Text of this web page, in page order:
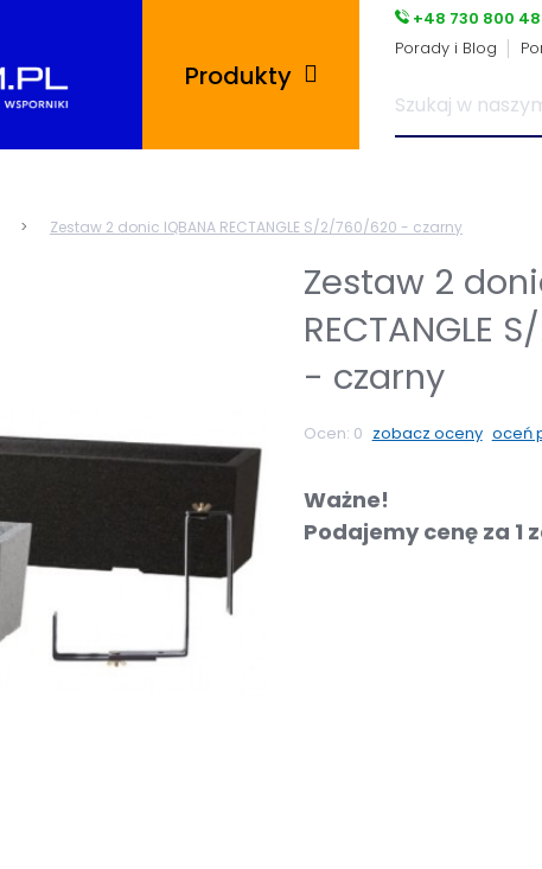
Produkty
Posadzki przemysłowe
Płyty tarasowe
Płytki podłogowe
Wsporniki tarasowe
Panele winylowe
Kostka brukowa
Sztuczna trawa
Porady i Blog
+48 730 800
Zestaw 2 donic IQBANA RECTANGLE S/2/760/620 - czarny
Zestaw 2
RECTANGLE
- czarny
Ocen: 0 zobacz oceny oceń
Ważne!
Podajemy cenę za 1